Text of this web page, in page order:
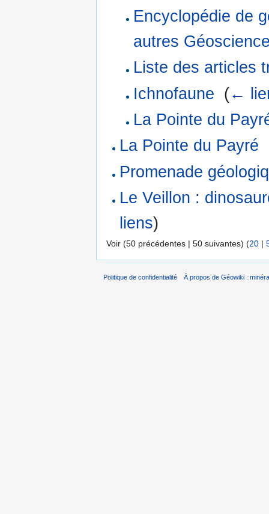
Encyclopédie de
autres
Liste des articles
Ichnofaune (←
La Pointe du
La Pointe du Payré
Promenade
Le Veillon :
liens)
Voir (50 précédentes | 50 suivantes) (20 |
Politique de confidentialité À propos de Géowiki :